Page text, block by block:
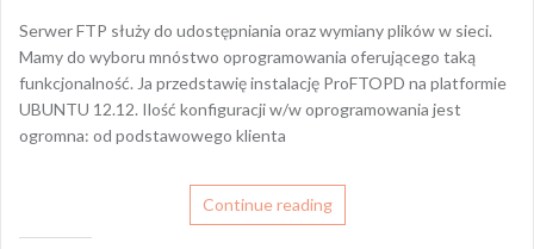
Serwer FTP służy do udostępniania oraz wymiany plików w sieci.
Mamy do wyboru mnóstwo oprogramowania oferującego taką
funkcjonalność. Ja przedstawię instalację ProFTOPD na platformie
UBUNTU 12.12. Ilość konfiguracji w/w oprogramowania jest
ogromna: od podstawowego klienta
Continue reading